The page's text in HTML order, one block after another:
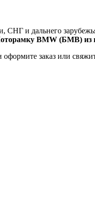
СНГ и дальнего
BMW (БМВ) из
оформите заказ или